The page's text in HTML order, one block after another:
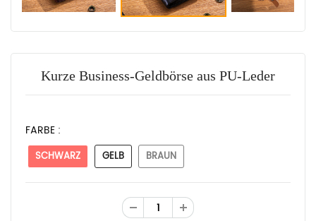
Kurze Business-Geldbörse aus PU-Leder
FARBE :
SCHWARZ GELB BRAUN